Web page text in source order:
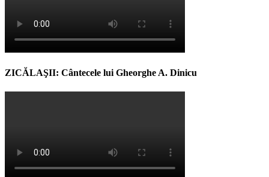
ZICĂLAŞII: Cântecele lui Gheorghe A. Dinicu